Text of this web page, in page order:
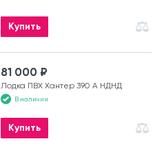
Купить
81 000 ₽
Лодка ПВХ Хантер 390 А НДНД
В наличии
Купить